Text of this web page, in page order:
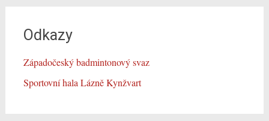
Odkazy
Západočeský badmintonový svaz
Sportovní hala Lázně Kynžvart